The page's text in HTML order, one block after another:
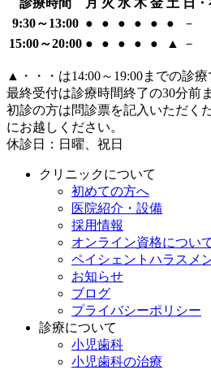
9:30～13:00 ● ● ● ● ● ●
－
15:00～20:00 ● ● ● ● ● ▲ －
▲
・・・は14:00～19:00までの診療
最終受付は診療時間終了の30分前
初診の方は問診票を記入いただく
にお越しください。
休診日：日曜、祝日
クリニックについて
初めての方へ
医院紹介・設備
採用情報
オンライン資格につい
ペイシェントハラスメ
お知らせ
ブログ
プライバシーポリシー
診療について
小児歯科
小児歯科の治療